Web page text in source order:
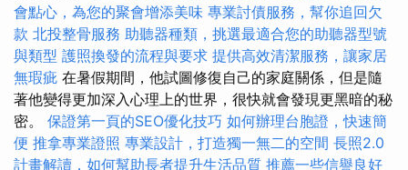
會點心，為您的聚會增添美味 專業討債服務，幫你追回欠
款 北投整骨服務 助聽器種類，挑選最適合您的助聽器型號
與類型 護照換發的流程與要求 提供高效清潔服務，讓家居
無瑕疵 在暑假期間，他試圖修復自己的家庭關係，但是隨
著他變得更加深入心理上的世界，很快就會發現更黑暗的秘
密。 保證第一頁的SEO優化技巧 如何辦理台胞證，快速簡
便 推拿專業證照 專業設計，打造獨一無二的空間 長照2.0
計畫解讀，如何幫助長者提升生活品質 推薦一些信譽良好